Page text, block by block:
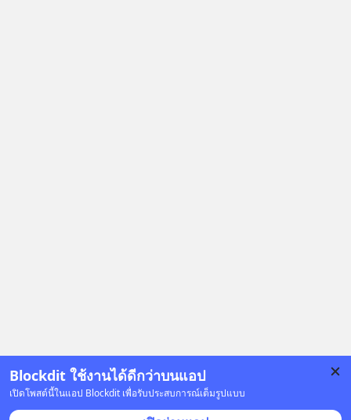
Blockdit ใช้งานได้ดีกว่าบนแอป
เปิดโพสต์นี้ในแอป Blockdit เพื่อรับประสบการณ์เต็มรูปแบบ
โฆษณา